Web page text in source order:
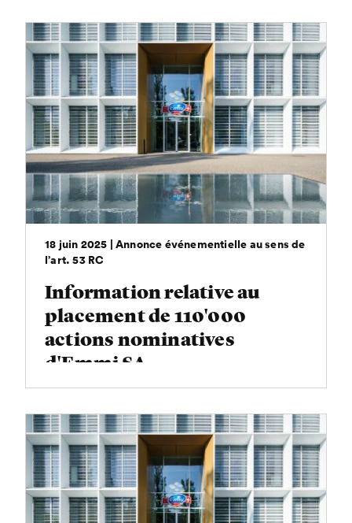
18 juin 2025 | Annonce événementielle au sens de
l’art. 53 RC
Information relative au
placement de 110'000
actions nominatives
d'Emmi SA